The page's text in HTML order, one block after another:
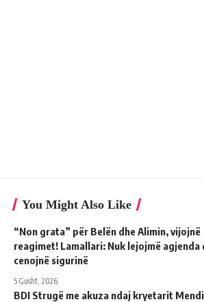
You Might Also Like
“Non grata” për Belën dhe Alimin, vijojnë
reagimet! Lamallari: Nuk lejojmë agjenda
cenojnë sigurinë
5 Gusht, 2026
BDI Strugë me akuza ndaj kryetarit Mendi